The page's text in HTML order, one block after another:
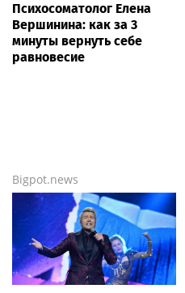
Психосоматолог Елена
Вершинина: как за 3
минуты вернуть себе
равновесие
Bigpot.news